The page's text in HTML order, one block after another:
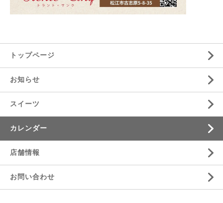
トップページ
お知らせ
スイーツ
カレンダー
店舗情報
お問い合わせ